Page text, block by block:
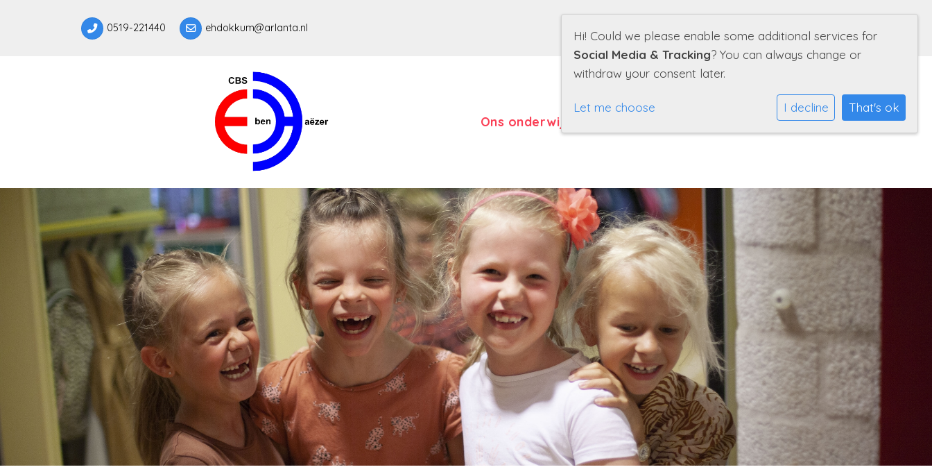
0519-221440 ehdokkum@arlanta.nl Volg ons ook op:
Ons onderwijs Kalender Contact
Hi! Could we please enable some additional services for
Social Media & Tracking? You can always change or
withdraw your consent later.
Let me choose I decline That's ok